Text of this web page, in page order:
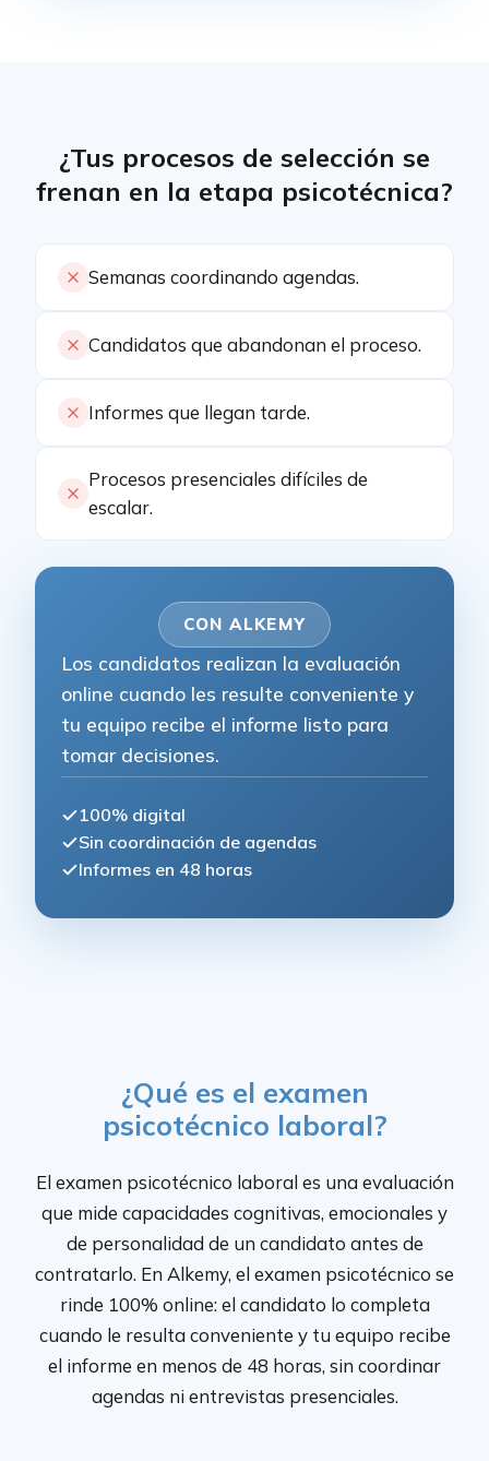
¿Tus procesos de selección se
frenan en la etapa psicotécnica?
Semanas coordinando agendas.
Candidatos que abandonan el proceso.
Informes que llegan tarde.
Procesos presenciales difíciles de
escalar.
CON ALKEMY
Los candidatos realizan la evaluación
online cuando les resulte conveniente y
tu equipo recibe el informe listo para
tomar decisiones.
100% digital
Sin coordinación de agendas
Informes en 48 horas
¿Qué es el examen
psicotécnico laboral?
El examen psicotécnico laboral es una evaluación
que mide capacidades cognitivas, emocionales y
de personalidad de un candidato antes de
contratarlo. En Alkemy, el examen psicotécnico se
rinde 100% online: el candidato lo completa
cuando le resulta conveniente y tu equipo recibe
el informe en menos de 48 horas, sin coordinar
agendas ni entrevistas presenciales.